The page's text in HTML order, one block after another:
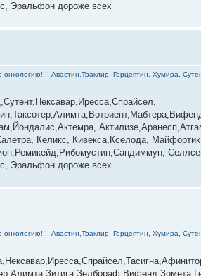
Эральфон дороже всех
Авастин,Траклир, Герцептин, Хумира,
Келикс, Кивекса,Кселода,
Эральфон дороже всех
Авастин,Траклир, Герцептин, Хумира,